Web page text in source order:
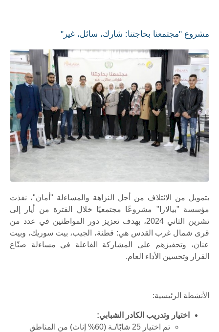
مشروع "مجتمعنا بحاجتنا: شارك، سائل، غير"
بتمويل من الائتلاف من أجل النزاهة والمساءلة "أمان"، نفذت
مؤسسة "بيالارا " مشروعًا مجتمعيًا خلال الفترة من أيار إلى
تشرين الثاني 2024، بهدف تعزيز دور المواطنين في عدد من
قرى شمال غرب القدس هي: قطنة، الجيب، بيت سوريك، وبيت
عنان، وتحفيزهم على المشاركة الفاعلة في مساءلة صنّاع
القرار وتحسين الأداء العام.
الأنشطة الرئيسية:
اختيار وتدريب الكادر الشبابي:
تم اختيار 25 شابًا/ـة (60% إناث) من المناطق